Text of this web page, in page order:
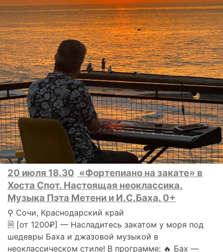
20 июля 18.30 «Фортепиано на закате» в
Хоста Спот. Настоящая неоклассика.
Музыка Пэта Метени и И.С.Баха. 0+
⚲ Сочи, Краснодарский край
🗎 [от 1200₽] — Насладитесь закатом у моря под
шедевры Баха и джазовой музыкой в
неоклассическом стиле! В программе: 🔥 Бах —